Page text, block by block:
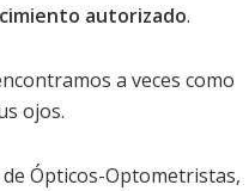
autorizado.
a veces como
ojos.
Ópticos-Optometristas,